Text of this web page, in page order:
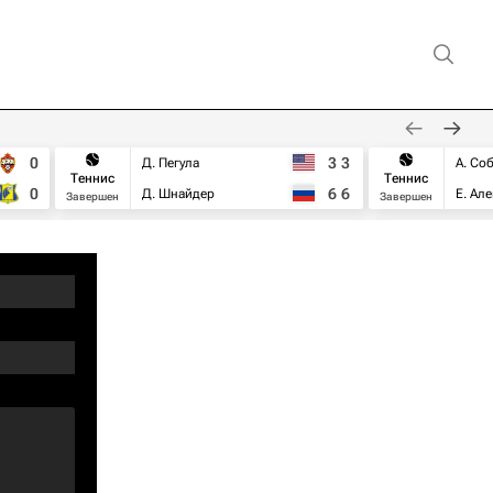
0
0
Теннис
Завершен
Д. Пегула
Д. Шнайдер
3 3
6 6
Теннис
Завершен
А.
Е.